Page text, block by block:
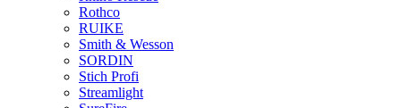
Rothco
RUIKE
Smith & Wesson
SORDIN
Stich Profi
Streamlight